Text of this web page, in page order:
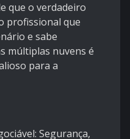
que o verdadeiro
profissional que
e sabe
múltiplas nuvens é
para a
Segurança,